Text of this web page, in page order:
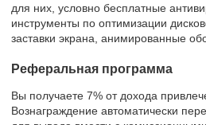
для них, условно бесплатные
инструменты по оптимизации
заставки экрана, анимированные
Реферальная программа
Вы получаете 7% от дохода
Вознаграждение автоматически